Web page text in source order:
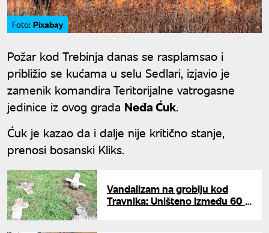
Foto: Pixabay
Požar kod Trebinja danas se rasplamsao i
približio se kućama u selu Sedlari, izjavio je
zamenik komandira Teritorijalne vatrogasne
jedinice iz ovog grada Neđa Ćuk.
Ćuk je kazao da i dalje nije kritično stanje,
prenosi bosanski Kliks.
Vandalizam na groblju kod
Travnika: Uništeno između 60 i